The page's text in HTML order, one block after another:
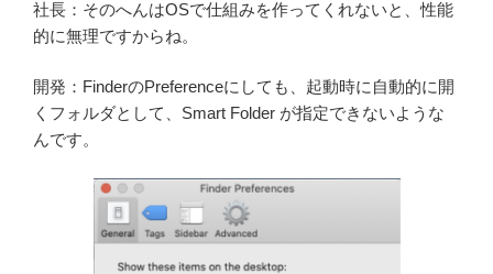
社長：そのへんはOSで仕組みを作ってくれないと、性能
的に無理ですからね。
開発：FinderのPreferenceにしても、起動時に自動的に開
くフォルダとして、Smart Folder が指定できないような
んです。